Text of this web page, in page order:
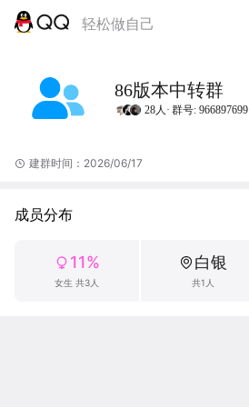
轻松做自己
86版本中转群
28人· 群号: 966897699
建群时间：2026/06/17
成员分布
11%
女生 共3人
白银
共1人